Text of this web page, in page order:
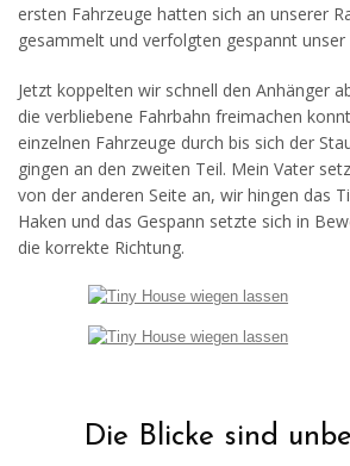
ersten Fahrzeuge hatten sich an unserer
gesammelt und verfolgten gespannt unser
Jetzt koppelten wir schnell den Anhänger
die verbliebene Fahrbahn freimachen
einzelnen Fahrzeuge durch bis sich der
gingen an den zweiten Teil. Mein Vater
von der anderen Seite an, wir hingen das
Haken und das Gespann setzte sich in
die korrekte Richtung.
Die Blicke sind